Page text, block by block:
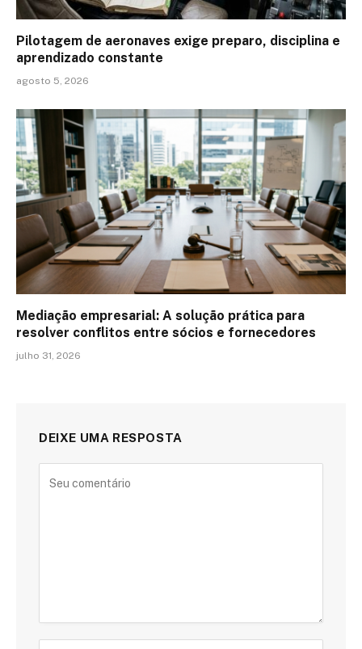
Pilotagem de aeronaves exige preparo, disciplina e
aprendizado constante
agosto 5, 2026
Mediação empresarial: A solução prática para
resolver conflitos entre sócios e fornecedores
julho 31, 2026
DEIXE UMA RESPOSTA